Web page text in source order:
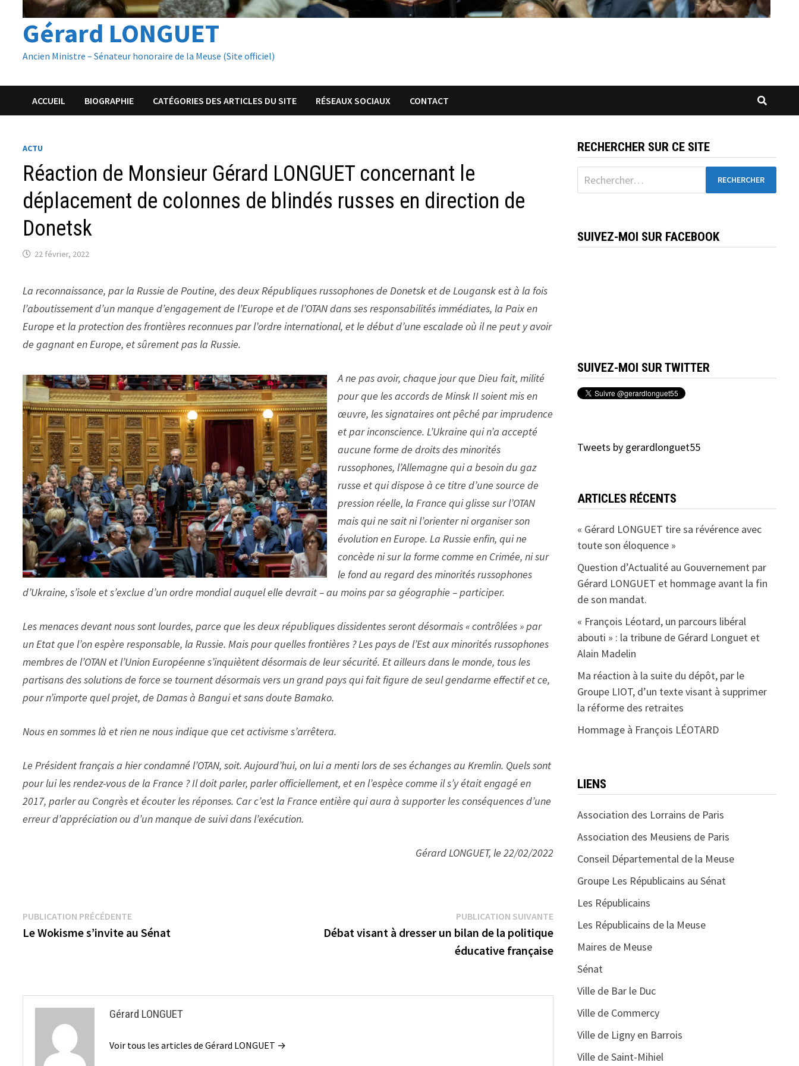
Gérard LONGUET
Ancien Ministre – Sénateur honoraire de la Meuse (Site officiel)
ACCUEIL BIOGRAPHIE CATÉGORIES DES ARTICLES DU SITE RÉSEAUX SOCIAUX CONTACT
ACTU
Réaction de Monsieur Gérard LONGUET concernant le
déplacement de colonnes de blindés russes en direction de
Donetsk
22 février, 2022
La reconnaissance, par la Russie de Poutine, des deux Républiques russophones de Donetsk et de Lougansk est à la fois
l’aboutissement d’un manque d’engagement de l’Europe et de l’OTAN dans ses responsabilités immédiates, la Paix en
Europe et la protection des frontières reconnues par l’ordre international, et le début d’une escalade où il ne peut y avoir
de gagnant en Europe, et sûrement pas la Russie.
A ne pas avoir, chaque jour que Dieu fait, milité
pour que les accords de Minsk II soient mis en
œuvre, les signataires ont pêché par imprudence
et par inconscience. L’Ukraine qui n’a accepté
aucune forme de droits des minorités
russophones, l’Allemagne qui a besoin du gaz
russe et qui dispose à ce titre d’une source de
pression réelle, la France qui glisse sur l’OTAN
mais qui ne sait ni l’orienter ni organiser son
évolution en Europe. La Russie enfin, qui ne
concède ni sur la forme comme en Crimée, ni sur
le fond au regard des minorités russophones
d’Ukraine, s’isole et s’exclue d’un ordre mondial auquel elle devrait – au moins par sa géographie – participer.
Les menaces devant nous sont lourdes, parce que les deux républiques dissidentes seront désormais « contrôlées » par
un Etat que l’on espère responsable, la Russie. Mais pour quelles frontières ? Les pays de l’Est aux minorités russophones
membres de l’OTAN et l’Union Européenne s’inquiètent désormais de leur sécurité. Et ailleurs dans le monde, tous les
partisans des solutions de force se tournent désormais vers un grand pays qui fait figure de seul gendarme effectif et ce,
pour n’importe quel projet, de Damas à Bangui et sans doute Bamako.
Nous en sommes là et rien ne nous indique que cet activisme s’arrêtera.
Le Président français a hier condamné l’OTAN, soit. Aujourd’hui, on lui a menti lors de ses échanges au Kremlin. Quels sont
pour lui les rendez-vous de la France ? Il doit parler, parler officiellement, et en l’espèce comme il s’y était engagé en
2017, parler au Congrès et écouter les réponses. Car c’est la France entière qui aura à supporter les conséquences d’une
erreur d’appréciation ou d’un manque de suivi dans l’exécution.
Gérard LONGUET, le 22/02/2022
Navigation
de
PUBLICATION PRÉCÉDENTEPublication
précédente :
Le Wokisme s’invite au Sénat
PUBLICATION SUIVANTEPublication
suivante :
Débat visant à dresser un bilan de la politique
éducative française
Gérard LONGUET
Voir tous les articles de Gérard LONGUET →
RECHERCHER SUR CE SITE
Rechercher :
SUIVEZ-MOI SUR FACEBOOK
SUIVEZ-MOI SUR TWITTER
Tweets by gerardlonguet55
ARTICLES RÉCENTS
« Gérard LONGUET tire sa révérence avec
toute son éloquence »
Question d’Actualité au Gouvernement par
Gérard LONGUET et hommage avant la fin
de son mandat.
« François Léotard, un parcours libéral
abouti » : la tribune de Gérard Longuet et
Alain Madelin
Ma réaction à la suite du dépôt, par le
Groupe LIOT, d’un texte visant à supprimer
la réforme des retraites
Hommage à François LÉOTARD
LIENS
Association des Lorrains de Paris
Association des Meusiens de Paris
Conseil Départemental de la Meuse
Groupe Les Républicains au Sénat
Les Républicains
Les Républicains de la Meuse
Maires de Meuse
Sénat
Ville de Bar le Duc
Ville de Commercy
Ville de Ligny en Barrois
Ville de Saint-Mihiel